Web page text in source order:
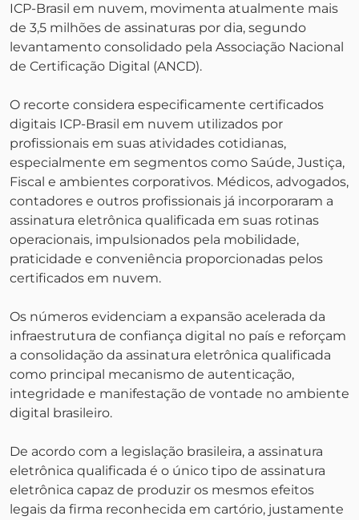
ICP-Brasil em nuvem, movimenta atualmente mais
de 3,5 milhões de assinaturas por dia, segundo
levantamento consolidado pela Associação Nacional
de Certificação Digital (ANCD).
O recorte considera especificamente certificados
digitais ICP-Brasil em nuvem utilizados por
profissionais em suas atividades cotidianas,
especialmente em segmentos como Saúde, Justiça,
Fiscal e ambientes corporativos. Médicos, advogados,
contadores e outros profissionais já incorporaram a
assinatura eletrônica qualificada em suas rotinas
operacionais, impulsionados pela mobilidade,
praticidade e conveniência proporcionadas pelos
certificados em nuvem.
Os números evidenciam a expansão acelerada da
infraestrutura de confiança digital no país e reforçam
a consolidação da assinatura eletrônica qualificada
como principal mecanismo de autenticação,
integridade e manifestação de vontade no ambiente
digital brasileiro.
De acordo com a legislação brasileira, a assinatura
eletrônica qualificada é o único tipo de assinatura
eletrônica capaz de produzir os mesmos efeitos
legais da firma reconhecida em cartório, justamente